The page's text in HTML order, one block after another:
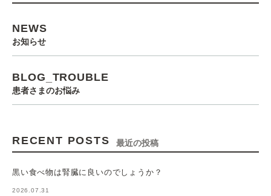
NEWS
お知らせ
BLOG_TROUBLE
患者さまのお悩み
RECENT POSTS 最近の投稿
黒い食べ物は腎臓に良いのでしょうか？
2026.07.31